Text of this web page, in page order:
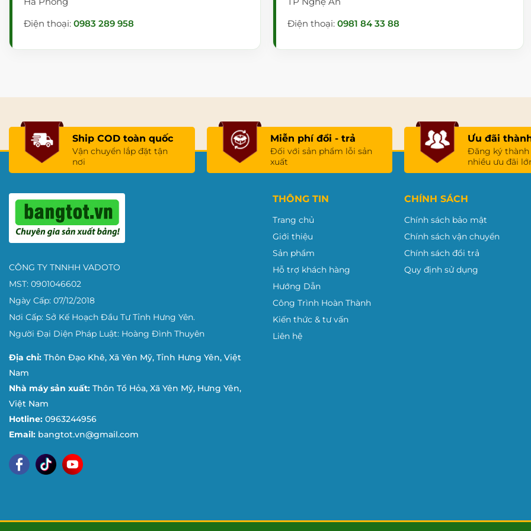
thảo,bảng lật 2 mặt
Điện thoại: 0983 289 958
Điện thoại: 0981 84 33 88
Ship COD toàn quốc
Vận chuyển lắp đặt tận
nơi
Miễn phí đổi - trả
Đối với sản phẩm lỗi sản
xuất
Ưu đãi
Đăng ký thành
nhiều ưu đãi
CÔNG TY TNNHH VADOTO
MST: 0901046602
Ngày Cấp: 07/12/2018
Nơi Cấp: Sở Kế Hoạch Đầu Tư Tỉnh Hưng Yên.
Người Đại Diện Pháp Luật: Hoàng Đình Thuyên
Địa chỉ: Thôn Đạo Khê, Xã Yên Mỹ, Tỉnh Hưng Yên, Việt
Nam
Nhà máy sản xuất: Thôn Tổ Hỏa, Xã Yên Mỹ, Hưng Yên,
Việt Nam
Hotline: 0963244956
Email: bangtot.vn@gmail.com
THÔNG TIN
Trang chủ
Giới thiệu
Sản phẩm
Hỗ trợ khách hàng
Hướng Dẫn
Công Trình Hoàn Thành
Kiến thức & tư vấn
Liên hệ
CHÍNH SÁCH
Chính sách bảo mật
Chính sách vận chuyển
Chính sách đổi trả
Quy định sử dụng